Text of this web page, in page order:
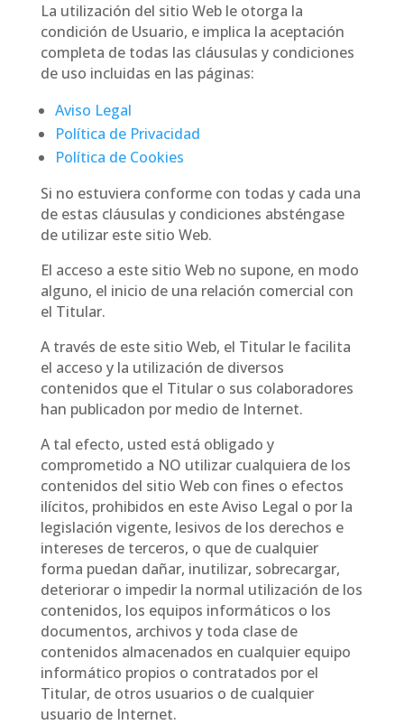
La utilización del sitio Web le otorga la
condición de Usuario, e implica la aceptación
completa de todas las cláusulas y condiciones
de uso incluidas en las páginas:
Aviso Legal
Política de Privacidad
Política de Cookies
Si no estuviera conforme con todas y cada una
de estas cláusulas y condiciones absténgase
de utilizar este sitio Web.
El acceso a este sitio Web no supone, en modo
alguno, el inicio de una relación comercial con
el Titular.
A través de este sitio Web, el Titular le facilita
el acceso y la utilización de diversos
contenidos que el Titular o sus colaboradores
han publicadon por medio de Internet.
A tal efecto, usted está obligado y
comprometido a NO utilizar cualquiera de los
contenidos del sitio Web con fines o efectos
ilícitos, prohibidos en este Aviso Legal o por la
legislación vigente, lesivos de los derechos e
intereses de terceros, o que de cualquier
forma puedan dañar, inutilizar, sobrecargar,
deteriorar o impedir la normal utilización de los
contenidos, los equipos informáticos o los
documentos, archivos y toda clase de
contenidos almacenados en cualquier equipo
informático propios o contratados por el
Titular, de otros usuarios o de cualquier
usuario de Internet.